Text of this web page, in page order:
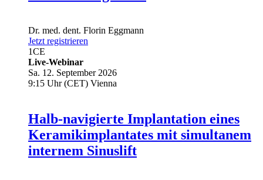
Dr. med. dent. Florin Eggmann
Jetzt registrieren
1CE
Live-Webinar
Sa. 12. September 2026
9:15 Uhr (CET) Vienna
Halb-navigierte Implantation eines
Keramikimplantates mit simultanem
internem Sinuslift